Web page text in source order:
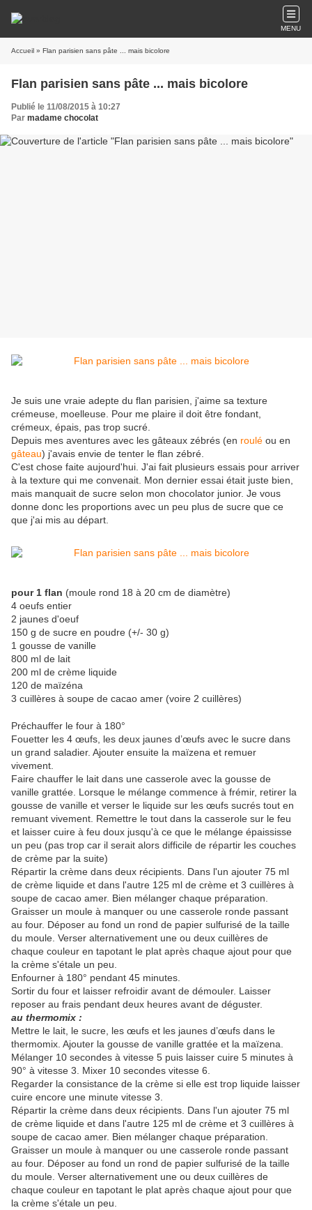
MENU
Accueil » Flan parisien sans pâte ... mais bicolore
Flan parisien sans pâte ... mais bicolore
Publié le 11/08/2015 à 10:27
Par madame chocolat
Je suis une vraie adepte du flan parisien, j'aime sa texture
crémeuse, moelleuse. Pour me plaire il doit être fondant,
crémeux, épais, pas trop sucré.
Depuis mes aventures avec les gâteaux zébrés (en roulé ou en
gâteau) j'avais envie de tenter le flan zébré.
C'est chose faite aujourd'hui. J'ai fait plusieurs essais pour arriver
à la texture qui me convenait. Mon dernier essai était juste bien,
mais manquait de sucre selon mon chocolator junior. Je vous
donne donc les proportions avec un peu plus de sucre que ce
que j'ai mis au départ.
pour 1 flan (moule rond 18 à 20 cm de diamètre)
4 oeufs entier
2 jaunes d'oeuf
150 g de sucre en poudre (+/- 30 g)
1 gousse de vanille
800 ml de lait
200 ml de crème liquide
120 de maïzéna
3 cuillères à soupe de cacao amer (voire 2 cuillères)
Préchauffer le four à 180°
Fouetter les 4 œufs, les deux jaunes d’œufs avec le sucre dans
un grand saladier. Ajouter ensuite la maïzena et remuer
vivement.
Faire chauffer le lait dans une casserole avec la gousse de
vanille grattée. Lorsque le mélange commence à frémir, retirer la
gousse de vanille et verser le liquide sur les œufs sucrés tout en
remuant vivement. Remettre le tout dans la casserole sur le feu
et laisser cuire à feu doux jusqu'à ce que le mélange épaississe
un peu (pas trop car il serait alors difficile de répartir les couches
de crème par la suite)
Répartir la crème dans deux récipients. Dans l'un ajouter 75 ml
de crème liquide et dans l'autre 125 ml de crème et 3 cuillères à
soupe de cacao amer. Bien mélanger chaque préparation.
Graisser un moule à manquer ou une casserole ronde passant
au four. Déposer au fond un rond de papier sulfurisé de la taille
du moule. Verser alternativement une ou deux cuillères de
chaque couleur en tapotant le plat après chaque ajout pour que
la crème s'étale un peu.
Enfourner à 180° pendant 45 minutes.
Sortir du four et laisser refroidir avant de démouler. Laisser
reposer au frais pendant deux heures avant de déguster.
au thermomix :
Mettre le lait, le sucre, les œufs et les jaunes d’œufs dans le
thermomix. Ajouter la gousse de vanille grattée et la maïzena.
Mélanger 10 secondes à vitesse 5 puis laisser cuire 5 minutes à
90° à vitesse 3. Mixer 10 secondes vitesse 6.
Regarder la consistance de la crème si elle est trop liquide laisser
cuire encore une minute vitesse 3.
Répartir la crème dans deux récipients. Dans l'un ajouter 75 ml
de crème liquide et dans l'autre 125 ml de crème et 3 cuillères à
soupe de cacao amer. Bien mélanger chaque préparation.
Graisser un moule à manquer ou une casserole ronde passant
au four. Déposer au fond un rond de papier sulfurisé de la taille
du moule. Verser alternativement une ou deux cuillères de
chaque couleur en tapotant le plat après chaque ajout pour que
la crème s'étale un peu.